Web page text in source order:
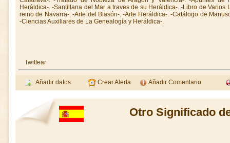
Twittear
Añadir datos Crear Alerta Añadir Comentario
Otro Significado